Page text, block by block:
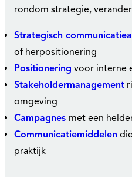
rondom strategie,
Strategisch
of herpositionering
Positionering voor interne
Stakeholdermanagement
omgeving
Campagnes met een
Communicatiemiddelen
praktijk